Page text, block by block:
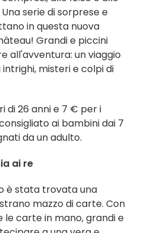
serie di sorprese e
in questa nuova
Grandi e piccini
all'avventura: un viaggio
misteri e colpi di
di 26 anni e 7 € per i
ai bambini dai 7
da un adulto.
ai re
è stata trovata una
mazzo di carte. Con
carte in mano, grandi e